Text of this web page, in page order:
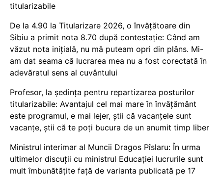
titularizabile
De la 4.90 la Titularizare 2026, o învățătoare din
Sibiu a primit nota 8.70 după contestație: Când am
văzut nota inițială, nu mă puteam opri din plâns. Mi-
am dat seama că lucrarea mea nu a fost corectată în
adevăratul sens al cuvântului
Profesor, la ședința pentru repartizarea posturilor
titularizabile: Avantajul cel mai mare în învățământ
este programul, e mai lejer, știi că vacanțele sunt
vacanţe, știi că te poți bucura de un anumit timp liber
Ministrul interimar al Muncii Dragos Pîslaru: În urma
ultimelor discuții cu ministrul Educației lucrurile sunt
mult îmbunătățite față de varianta publicată pe 17